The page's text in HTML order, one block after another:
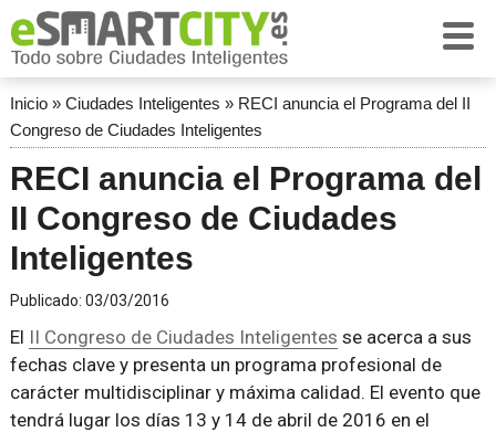
Inicio» Ciudades Inteligentes » RECI anuncia el Programa del II
Congreso de Ciudades Inteligentes
RECI anuncia el Programa del
II Congreso de Ciudades
Inteligentes
Publicado: 03/03/2016
El II Congreso de Ciudades Inteligentes se acerca a sus
fechas clave y presenta un programa profesional de
carácter multidisciplinar y máxima calidad. El evento que
tendrá lugar los días 13 y 14 de abril de 2016 en el